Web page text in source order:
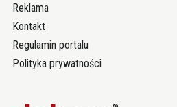
Reklama
Kontakt
Regulamin portalu
Polityka prywatności